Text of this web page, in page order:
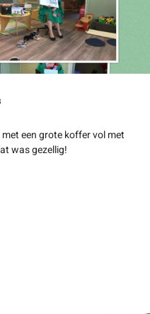
een grote koffer vol met
was gezellig!